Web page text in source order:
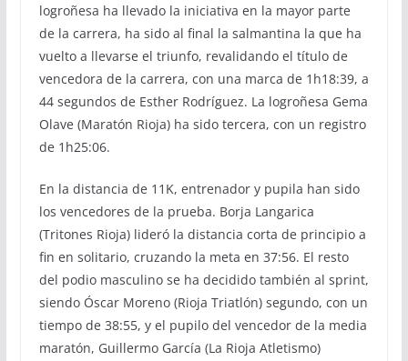
logroñesa ha llevado la iniciativa en la mayor parte
de la carrera, ha sido al final la salmantina la que ha
vuelto a llevarse el triunfo, revalidando el título de
vencedora de la carrera, con una marca de 1h18:39, a
44 segundos de Esther Rodríguez. La logroñesa Gema
Olave (Maratón Rioja) ha sido tercera, con un registro
de 1h25:06.
En la distancia de 11K, entrenador y pupila han sido
los vencedores de la prueba. Borja Langarica
(Tritones Rioja) lideró la distancia corta de principio a
fin en solitario, cruzando la meta en 37:56. El resto
del podio masculino se ha decidido también al sprint,
siendo Óscar Moreno (Rioja Triatlón) segundo, con un
tiempo de 38:55, y el pupilo del vencedor de la media
maratón, Guillermo García (La Rioja Atletismo)